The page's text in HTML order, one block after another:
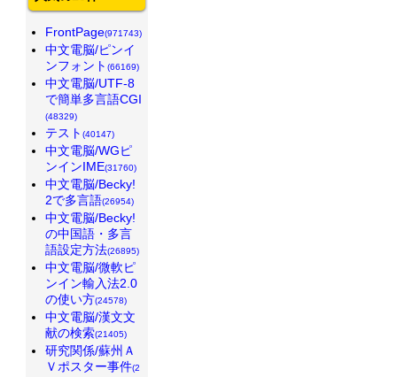
FrontPage(971743)
中文電脳/ピンイ
ンフォント (66169)
中文電脳/UTF-8
で簡単多言語CGI
(48329)
テスト (40147)
中文電脳/WGピ
ンインIME(31760)
中文電脳/Becky!
2で多言語(26954)
中文電脳/Becky!
の中国語・多言
語設定方法(26895)
中文電脳/微軟ピ
ンイン輸入法2.0
の使い方(24578)
中文電脳/漢文文
献の検索(21405)
研究関係/蘇州Ａ
Ｖポスター事件(2